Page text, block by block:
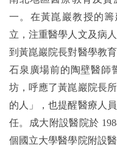
一。在黃崑巖教授的
立，注重醫學人文及病
到黃崑巖院長對醫學教
石泉廣場前的陶壁醫師
坊，呼應了黃崑巖院長
的人」，也提醒醫療人
任。成大附設醫院於
個國立大學醫學院附設